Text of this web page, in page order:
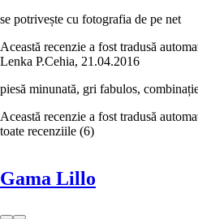
se potrivește cu fotografia de pe net
Această recenzie a fost tradusă
Lenka P.Cehia, 21.04.2016
piesă minunată, gri fabulos,
Această recenzie a fost tradusă
toate recenziile (6)
Gama Lillo